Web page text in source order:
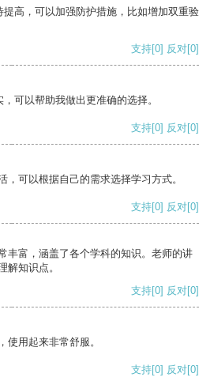
高，可以加强防护措施，比如增加双重验
支持[0] 反对[0]
可以帮助我做出更准确的选择。
支持[0] 反对[0]
，可以根据自己的需求选择学习方式。
支持[0] 反对[0]
丰富，涵盖了各个学科的知识。老师的讲
解知识点。
支持[0] 反对[0]
使用起来非常舒服。
支持[0] 反对[0]